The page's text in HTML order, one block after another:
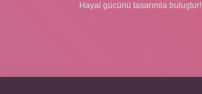
Hayal gücünü tasarımla buluştur!